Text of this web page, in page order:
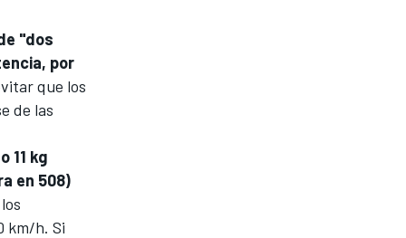
"dos
por
que los
de las
11 kg
en 508)
km/h. Si